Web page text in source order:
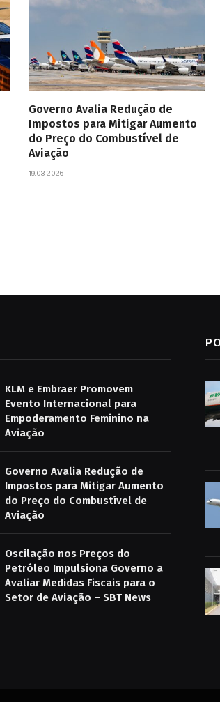
Governo Avalia Redução de
Impostos para Mitigar Aumento
do Preço do Combustível de
Aviação
19.03.2026
KLM e Embraer Promovem
Evento Internacional para
Empoderamento Feminino na
Aviação
Governo Avalia Redução de
Impostos para Mitigar Aumento
do Preço do Combustível de
Aviação
Oscilação nos Preços do
Petróleo Impulsiona Governo a
Avaliar Medidas Fiscais para o
Setor de Aviação – SBT News